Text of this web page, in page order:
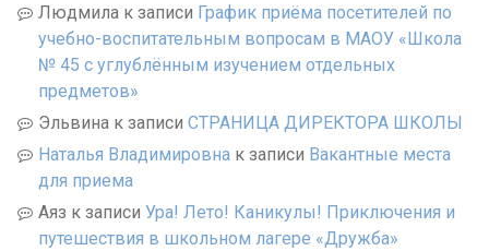
Людмила к записи График приёма посетителей по
учебно-воспитательным вопросам в МАОУ «Школа
№ 45 с углублённым изучением отдельных
предметов»
Эльвина к записи СТРАНИЦА ДИРЕКТОРА ШКОЛЫ
Наталья Владимировна к записи Вакантные места
для приема
Аяз к записи Ура! Лето! Каникулы! Приключения и
путешествия в школьном лагере «Дружба»